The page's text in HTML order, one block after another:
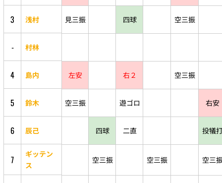
3 浅村 見三振 四球 空三振
- 村林
4 島内 左安 右２ 空三振
5 鈴木 空三振 遊ゴロ 右安
6 辰己 四球 二直 投犠
7
ギッテン
ス
空三振 空三振 空三